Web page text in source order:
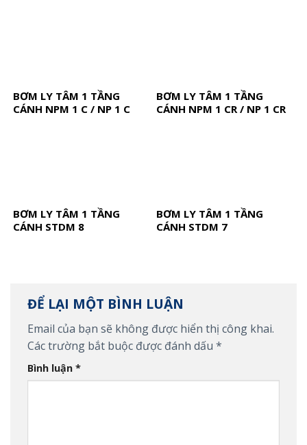
BƠM LY TÂM 1 TẦNG
CÁNH NPM 1 C / NP 1 C
BƠM LY TÂM 1 TẦNG
CÁNH NPM 1 CR / NP 1 CR
BƠM LY TÂM 1 TẦNG
CÁNH STDM 8
BƠM LY TÂM 1 TẦNG
CÁNH STDM 7
ĐỂ LẠI MỘT BÌNH LUẬN
Email của bạn sẽ không được hiển thị công khai.
Các trường bắt buộc được đánh dấu *
Bình luận *